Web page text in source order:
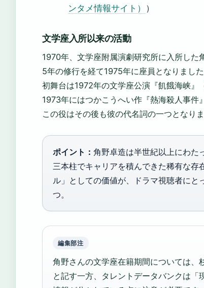
ンタメ情報サイト） ）
文学座入所以来の活動
1970年、文学座附属演劇研究所に入所した
5年の修行を経て1975年に座員となりまし
初舞台は1972年の文学座公演『飢餓海峡』
1973年にはつかこうへい作『熱海殺人事件
この役はその後も彼の代名詞の一つとなりま
ポイント： 角野卓造は半世紀以上にわた
三本柱でキャリアを積んできた稀有な
ル」としての価値が、ドラマ視聴者に
つ。
編集部注
角野さんの文学座在籍期間については、
と記す一方、タレントデータバンクは「